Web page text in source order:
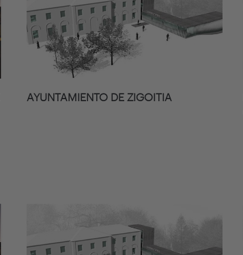
AYUNTAMIENTO DE ZIGOITIA